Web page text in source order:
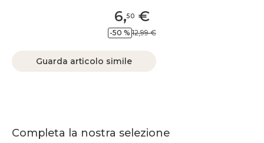
6,50 €
-50 % 12,99 €
Guarda articolo simile
Completa la nostra selezione